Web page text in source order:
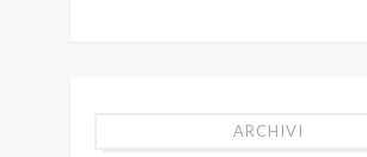
ARCHIVI